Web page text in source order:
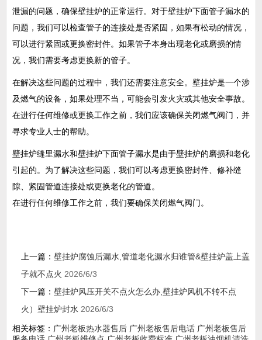
泄漏的问题，确保壁挂炉的正常运行。对于壁挂炉下面管子漏水的
问题，我们可以检查管子的连接处是否紧固，如果有松动的情况，
可以进行紧固或更换密封件。如果管子本身出现老化或磨损的情
况，我们需要考虑更换新的管子。
在解决这些问题的过程中，我们还需要注意安全。壁挂炉是一个涉
及燃气的设备，如果处理不当，可能会引发火灾或其他安全事故。
在进行任何维修或更换工作之前，我们应该确保关闭燃气阀门，并
寻求专业人士的帮助。
壁挂炉缝里漏水和壁挂炉下面管子漏水是由于壁挂炉的磨损和老化
引起的。为了解决这些问题，我们可以考虑更换密封件、修补缝
隙、紧固管道连接处或更换老化的管道。
在进行任何维修工作之前，我们要确保关闭燃气阀门。
上一篇： 壁挂炉腐蚀后漏水,管道老化漏水归谁管&壁挂炉盖上盖
子就不点火 2026/6/3
下一篇： 壁挂炉风压开关不点火怎么办,壁挂炉风机不转不点
火）壁挂炉封水 2026/6/3
相关标签： 广州老板热水器售后 广州老板售后电话 广州老板售后